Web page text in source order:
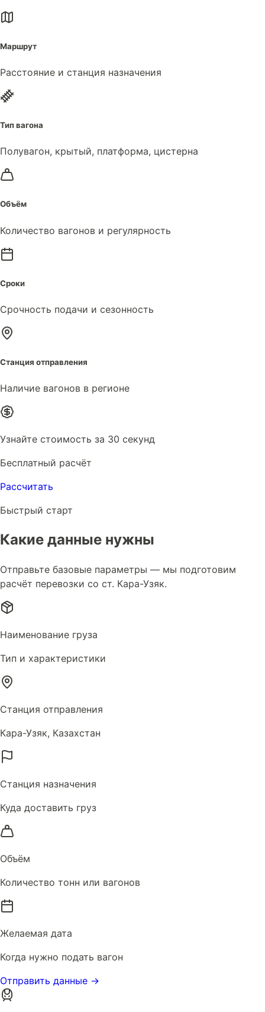
Маршрут
Расстояние и станция назначения
Тип вагона
Полувагон, крытый, платформа, цистерна
Объём
Количество вагонов и регулярность
Сроки
Срочность подачи и сезонность
Станция отправления
Наличие вагонов в регионе
Узнайте стоимость за 30 секунд
Бесплатный расчёт
Рассчитать
Быстрый старт
Какие данные нужны
Отправьте базовые параметры — мы подготовим
расчёт перевозки со ст. Кара-Узяк.
Наименование груза
Тип и характеристики
Станция отправления
Кара-Узяк, Казахстан
Станция назначения
Куда доставить груз
Объём
Количество тонн или вагонов
Желаемая дата
Когда нужно подать вагон
Отправить данные →